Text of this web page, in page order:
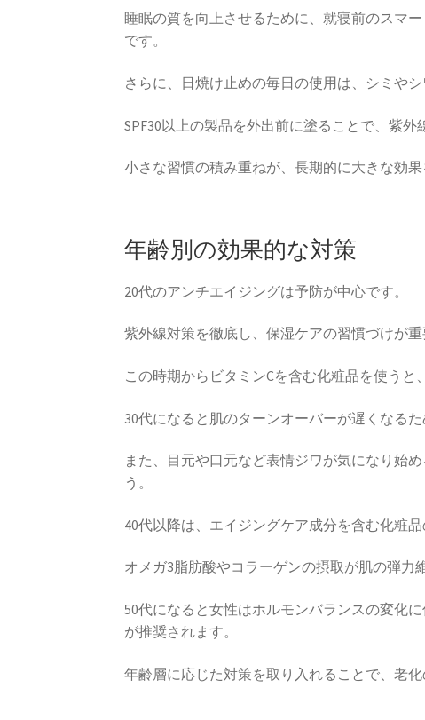
睡眠の質を向上させるために、就寝前のスマ
です。
さらに、日焼け止めの毎日の使用は、シミやシ
SPF30以上の製品を外出前に塗ることで、紫
小さな習慣の積み重ねが、長期的に大きな効果
年齢別の効果的な対策
20代のアンチエイジングは予防が中心です。
紫外線対策を徹底し、保湿ケアの習慣づけが重
この時期からビタミンCを含む化粧品を使うと
30代になると肌のターンオーバーが遅くなる
また、目元や口元など表情ジワが気になり始
う。
40代以降は、エイジングケア成分を含む化粧
オメガ3脂肪酸やコラーゲンの摂取が肌の弾力
50代になると女性はホルモンバランスの変化
が推奨されます。
年齢層に応じた対策を取り入れることで、老